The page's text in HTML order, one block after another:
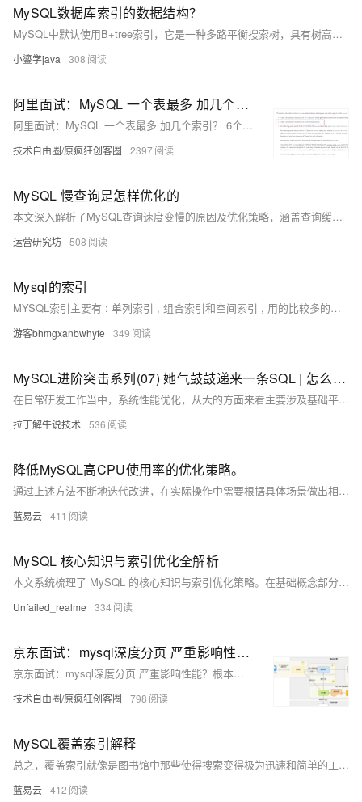
MySQL数据库索引的数据结构？
MySQL中默认使用B+tree索引，它是一种多路平衡搜索树，具有树高较低、检索速度快的特点。所有数据存储在叶子节点，非叶子节点仅作索引，且叶子节点形成双向链表，便于区间查询。
小鎏学java 308
阿里面试：MySQL 一个表最多 加几个索引？ 6个？64个？还是多少？
阿里面试：MySQL 一个表最多 加几个索引？ 6个？64个？还是多少？
技术自由圈/原疯狂创客圈 2397
MySQL 慢查询是怎样优化的
本文深入解析了MySQL查询速度变慢的原因及优化策略，涵盖查询缓存、执行流程、SQL优化、执行计划分析（如EXPLAIN）、查询状态查看等内容，帮助开发者快速定位并解决慢查询问题。
运营研究坊 508
Mysql的索引
MYSQL索引主要有 : 单列索引 , 组合索引和空间索引 , 用的比较多的就是单列索引和组合索引 , 空间索引我这边没有用到过 单列索引 : 在MYSQL数据库表的某一列上面创建的索引叫单列索引 , 单列索引又分为 ● 普通索引：MySQL中基本索引类型，没有什么限制，允许在定义索引的列中插入重复值和空值，纯粹为了查询数据更快一点。 ● 唯一索引：索引列中的值必须是唯一的，但是允许为空值 ● 主键索引：是一种特殊的唯一索引，不允许有空值 ● 全文索引： 只有在MyISAM引擎、InnoDB（5.6以后）上才能使⽤用，而且只能在CHAR,VARCHAR,TEXT类型字段上使⽤用全⽂文索引。
游客bhmgxanbwhyfe 349
MySQL进阶突击系列(07) 她气鼓鼓递来一条SQL | 怎么看执行计划、SQL怎么优化?
在日常研发工作当中，系统性能优化，从大的方面来看主要涉及基础平台优化、业务系统性能优化、数据库优化。面对数据库优化，除了DBA在集群性能、服务器调优需要投入精力，我们研发需要负责业务SQL执行优化。当业务数据量达到一定规模后，SQL执行效率可能就会出现瓶颈，影响系统业务响应。掌握如何判断SQL执行慢、以及如何分析SQL执行计划、优化SQL的技能，在工作中解决SQL性能问题显得非常关键。
拉丁解牛说技术 536
降低MySQL高CPU使用率的优化策略。
通过上述方法不断地迭代改进，在实际操作中需要根据具体场景做出相对合理判断。每一步改进都需谨慎评估其变动可能导致其他方面问题，在做任何变动前建议先在测试环境验证其效果后再部署到生产环境中去。
蓝易云 411
MySQL 核心知识与索引优化全解析
本文系统梳理了 MySQL 的核心知识与索引优化策略。在基础概念部分，阐述了 char 与 varchar 在存储方式和性能上的差异，以及事务的 ACID 特性、并发事务问题及对应的隔离级别（MySQL 默认 REPEATABLE READ）。 索引基础部分，详解了 InnoDB 默认的 B+tree 索引结构（多路平衡树、叶子节点存数据、双向链表支持区间查询），区分了聚簇索引（数据与索引共存，唯一）和二级索引（数据与索引分离，多个），解释了回表查询的概念及优化方法，并分析了 B+tree 作为索引结构的优势（树高低、效率稳、支持区间查询）。 索引优化部分，列出了索引创建的六大原则
Unfailed_realme 334
京东面试：mysql深度分页 严重影响性能？根本原因是什么？如何优化？
京东面试：mysql深度分页 严重影响性能？根本原因是什么？如何优化？
技术自由圈/原疯狂创客圈 798
MySQL覆盖索引解释
总之，覆盖索引就像是图书馆中那些使得搜索变得极为迅速和简单的工具，一旦正确使用，就会让你的数据库查询飞快而轻便。让数据检索就像是读者在图书目录中以最快速度找到所需信息一样简便。这样的效率和速度，让覆盖索引成为数据库优化师傅们手中的尚方宝剑，既能够提升性能，又能够保持系统的整洁高效。
蓝易云 412